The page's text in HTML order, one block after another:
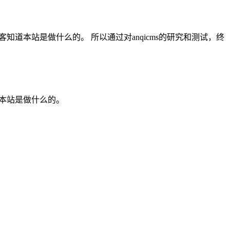
道本站是做什么的。 所以通过对anqicms的研究和测试，终
站是做什么的。